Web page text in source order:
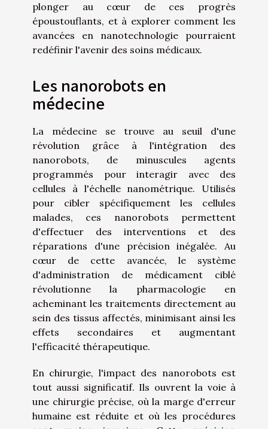
plonger au cœur de ces progrès
époustouflants, et à explorer comment les
avancées en nanotechnologie pourraient
redéfinir l'avenir des soins médicaux.
Les nanorobots en
médecine
La médecine se trouve au seuil d'une
révolution grâce à l'intégration des
nanorobots, de minuscules agents
programmés pour interagir avec des
cellules à l'échelle nanométrique. Utilisés
pour cibler spécifiquement les cellules
malades, ces nanorobots permettent
d'effectuer des interventions et des
réparations d'une précision inégalée. Au
cœur de cette avancée, le système
d'administration de médicament ciblé
révolutionne la pharmacologie en
acheminant les traitements directement au
sein des tissus affectés, minimisant ainsi les
effets secondaires et augmentant
l'efficacité thérapeutique.
En chirurgie, l'impact des nanorobots est
tout aussi significatif. Ils ouvrent la voie à
une chirurgie précise, où la marge d'erreur
humaine est réduite et où les procédures